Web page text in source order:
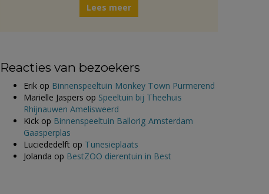
Lees meer
Reacties van bezoekers
Erik op Binnenspeeltuin Monkey Town Purmerend
Marielle Jaspers op Speeltuin bij Theehuis
Rhijnauwen Amelisweerd
Kick op Binnenspeeltuin Ballorig Amsterdam
Gaasperplas
Luciededelft op Tunesiëplaats
Jolanda op BestZOO dierentuin in Best